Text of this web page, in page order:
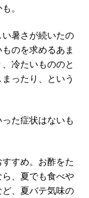
。
暑さが続いたの
のを求めるあま
冷たいもののと
ったり、という
た症状はないも
すめ。お酢をた
、夏でも食べや
、夏バテ気味の